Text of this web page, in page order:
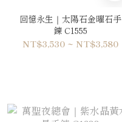
回憶永生｜太陽石金曜石手
鍊 C1555
NT$3,530 ~ NT$3,580